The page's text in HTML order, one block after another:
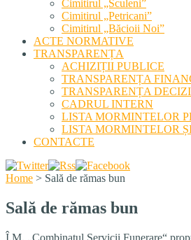
Cimitirul „Sculeni”
Cimitirul „Petricani”
Cimitirul „Băcioii Noi”
ACTE NORMATIVE
TRANSPARENȚA
ACHIZIȚII PUBLICE
TRANSPARENȚA
TRANSPARENȚA
CADRUL INTERN
LISTA MORMINTELOR
LISTA MORMINTELOR
CONTACTE
Home > Sală de rămas bun
Sală de rămas bun
Î.M. „Combinatul Servicii Funerare“